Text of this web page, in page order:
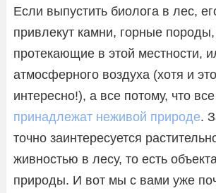
Если выпустить биолога в лес,
привлекут камни, горные породы,
протекающие в этой местности,
атмосферного воздуха (хотя и
интересно!), а все потому, что все
принадлежат неживой природе.
точно заинтересуется
живностью в лесу, то есть
природы. И вот мы с вами уже